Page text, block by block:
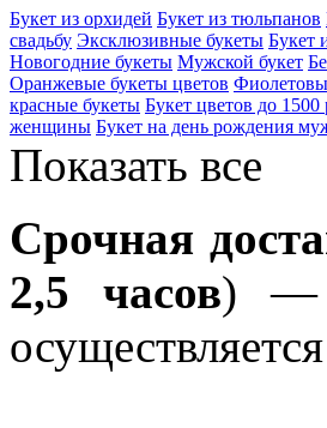
Букет из орхидей Букет из тюльпанов
свадьбу Эксклюзивные букеты Букет
Новогодние букеты Мужской букет
Оранжевые букеты цветов
красные букеты Букет цветов до 1500
женщины Букет на день рождения
Показать все
Срочная
2,5 часов) —